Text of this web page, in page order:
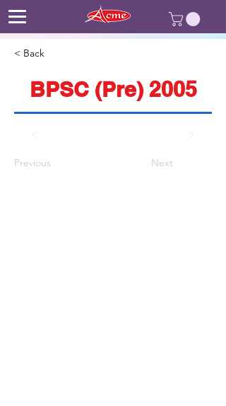
< Back
BPSC (Pre) 2005
Previous Next